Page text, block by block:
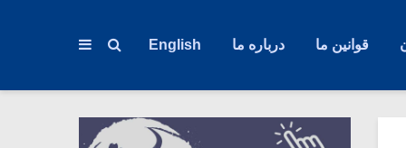
قوانین ما درباره ما English